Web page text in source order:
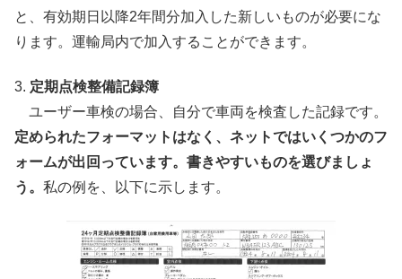
と、有効期日以降2年間分加入した新しいものが必要にな
ります。運輸局内で加入することができます。
3. 定期点検整備記録簿
ユーザー車検の場合、自分で車両を検査した記録です。
定められたフォーマットはなく、ネットではいくつかのフ
ォームが出回っています。書きやすいものを選びましょ
う。 私の例を、以下に示します。